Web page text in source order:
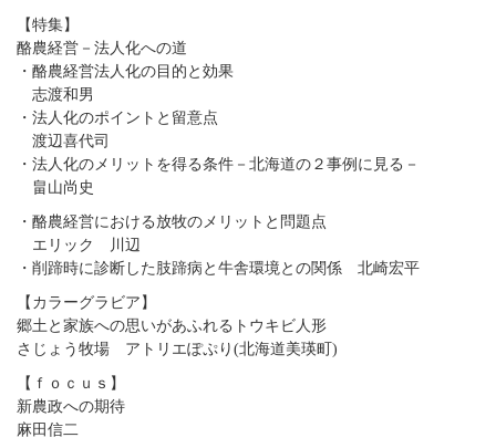
【特集】
酪農経営－法人化への道
・酪農経営法人化の目的と効果
志渡和男
・法人化のポイントと留意点
渡辺喜代司
・法人化のメリットを得る条件－北海道の２事例に見る－
畠山尚史
・酪農経営における放牧のメリットと問題点
エリック 川辺
・削蹄時に診断した肢蹄病と牛舎環境との関係 北崎宏平
【カラーグラビア】
郷土と家族への思いがあふれるトウキビ人形
さじょう牧場 アトリエぽぷり(北海道美瑛町)
【ｆｏｃｕｓ】
新農政への期待
麻田信二